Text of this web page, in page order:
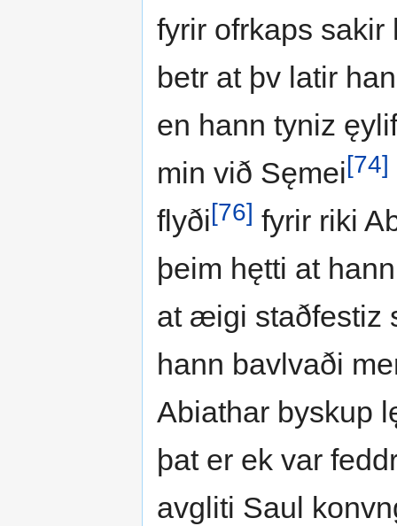
fyrir ofrkaps sakir
betr at þv latir
en hann tyniz
min við Sęmei[74]
flyði[76] fyrir riki
þeim hętti at
at æigi staðfestiz
hann bavlvaði
Abiathar byskup
þat er ek var
avgliti Saul